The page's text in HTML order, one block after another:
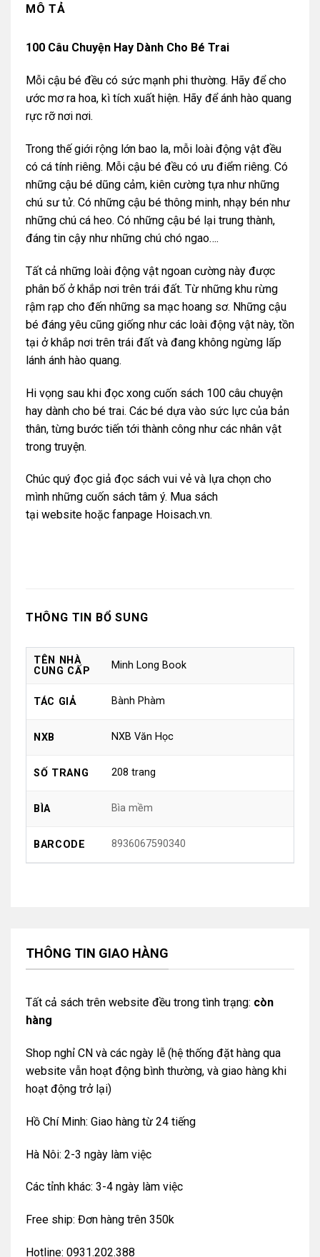
MÔ TẢ
100 Câu Chuyện Hay Dành Cho Bé Trai
Mỗi cậu bé đều có sức mạnh phi thường. Hãy để cho
ước mơ ra hoa, kì tích xuất hiện. Hãy để ánh hào quang
rực rỡ nơi nơi.
Trong thế giới rộng lớn bao la, mỗi loài động vật đều
có cá tính riêng. Mỗi cậu bé đều có ưu điểm riêng. Có
những cậu bé dũng cảm, kiên cường tựa như những
chú sư tử. Có những cậu bé thông minh, nhạy bén như
những chú cá heo. Có những cậu bé lại trung thành,
đáng tin cậy như những chú chó ngao….
Tất cả những loài động vật ngoan cường này được
phân bố ở khắp nơi trên trái đất. Từ những khu rừng
rậm rạp cho đến những sa mạc hoang sơ. Những cậu
bé đáng yêu cũng giống như các loài động vật này, tồn
tại ở khắp nơi trên trái đất và đang không ngừng lấp
lánh ánh hào quang.
Hi vọng sau khi đọc xong cuốn sách 100 câu chuyện
hay dành cho bé trai. Các bé dựa vào sức lực của bản
thân, từng bước tiến tới thành công như các nhân vật
trong truyện.
Chúc quý đọc giả đọc sách vui vẻ và lựa chọn cho
mình những cuốn sách tâm ý. Mua sách
tại websitehoặc fanpage Hoisach.vn.
THÔNG TIN BỔ SUNG
TÊN NHÀ
CUNG CẤP
Minh Long Book
TÁC GIẢ Bành Phàm
NXB NXB Văn Học
SỐ TRANG 208 trang
BÌA Bìa mềm
BARCODE 8936067590340
THÔNG TIN GIAO HÀNG
Tất cả sách trên website đều trong tình trạng: còn
hàng
Shop nghỉ CN và các ngày lễ (hệ thống đặt hàng qua
website vẫn hoạt động bình thường, và giao hàng khi
hoạt động trở lại)
Hồ Chí Minh: Giao hàng từ 24 tiếng
Hà Nôi: 2-3 ngày làm việc
Các tỉnh khác: 3-4 ngày làm việc
Free ship: Đơn hàng trên 350k
Hotline: 0931.202.388